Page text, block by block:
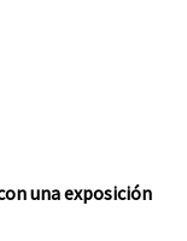
una exposición